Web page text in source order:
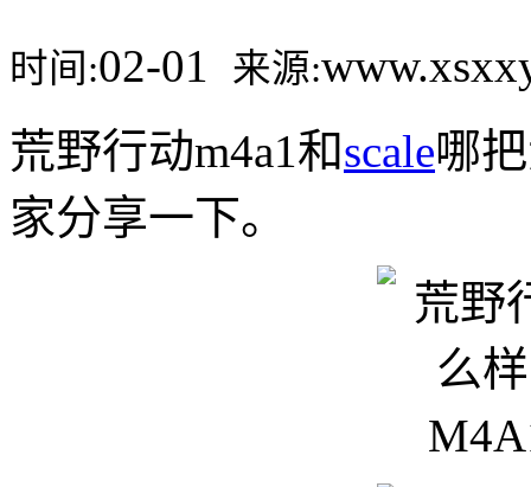
时间:02-01 来源:
荒野行动m4a1和scale哪
家分享一下。